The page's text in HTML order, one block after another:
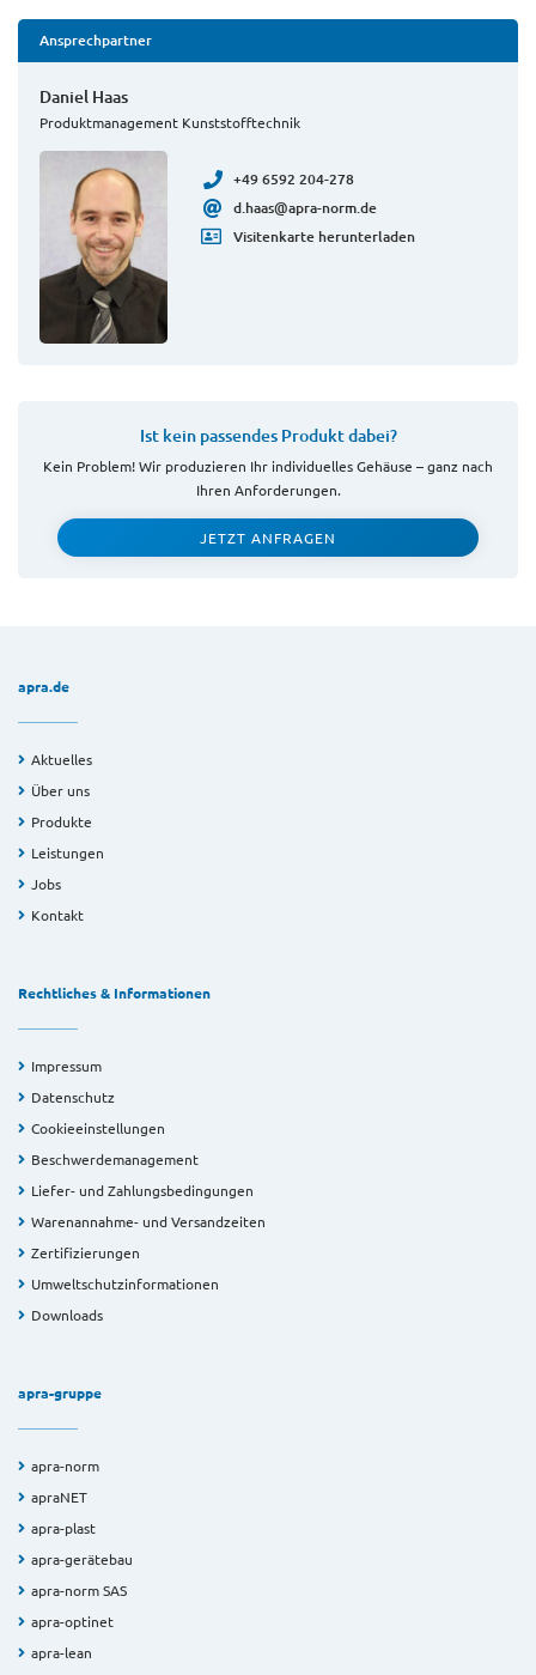
Ansprechpartner
Daniel Haas
Produktmanagement Kunststofftechnik
+49 6592 204-278
d.haas@apra-norm.de
Visitenkarte herunterladen
Ist kein passendes Produkt dabei?
Kein Problem! Wir produzieren Ihr individuelles Gehäuse – ganz nach
Ihren Anforderungen.
JETZT ANFRAGEN
apra.de
Aktuelles
Über uns
Produkte
Leistungen
Jobs
Kontakt
Rechtliches & Informationen
Impressum
Datenschutz
Cookieeinstellungen
Beschwerdemanagement
Liefer- und Zahlungsbedingungen
Warenannahme- und Versandzeiten
Zertifizierungen
Umweltschutzinformationen
Downloads
apra-gruppe
apra-norm
apraNET
apra-plast
apra-gerätebau
apra-norm SAS
apra-optinet
apra-lean